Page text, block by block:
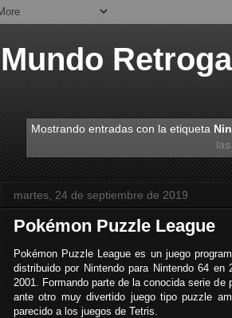
Mundo
Mostrando entradas con la etiqueta
martes, 24 de septiembre de 2019
Pokémon Puzzle League
Pokémon Puzzle League es un juego
distribuido por Nintendo para Nintendo 64
2001. Formando parte de la conocida serie
ante otro muy divertido juego tipo puzzle
parecido a los juegos de Tetris.